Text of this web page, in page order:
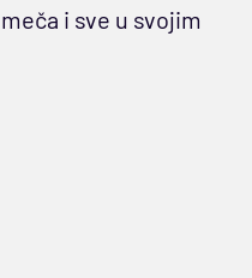
i sve u svojim